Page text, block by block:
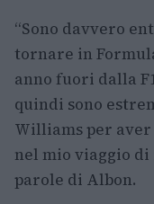
“Sono davvero
tornare in
anno fuori dalla
quindi sono
Williams per
nel mio viaggio
parole di Albon.